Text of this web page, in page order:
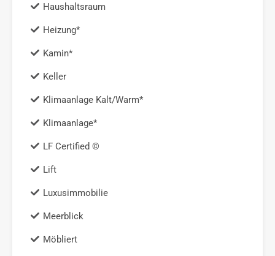
Haushaltsraum
Heizung*
Kamin*
Keller
Klimaanlage Kalt/Warm*
Klimaanlage*
LF Certified ©
Lift
Luxusimmobilie
Meerblick
Möbliert